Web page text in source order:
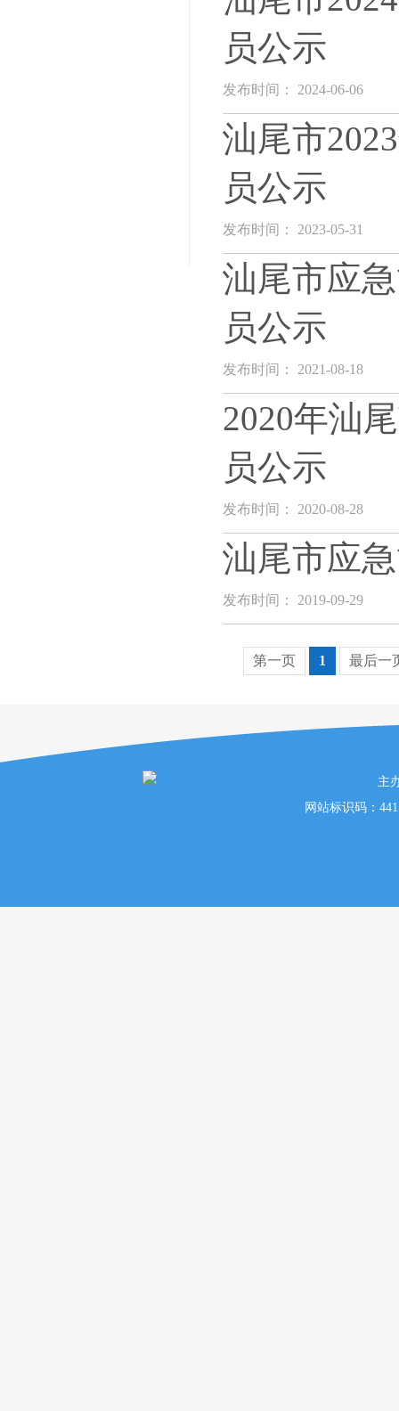
员公示
发布时间： 2024-06-06
汕尾市
员公示
发布时间： 2023-05-31
汕尾市应
员公示
发布时间： 2021-08-18
2020年汕
员公示
发布时间： 2020-08-28
汕尾市应
发布时间： 2019-09-29
第一页 1 最后一
主
网站标识码：